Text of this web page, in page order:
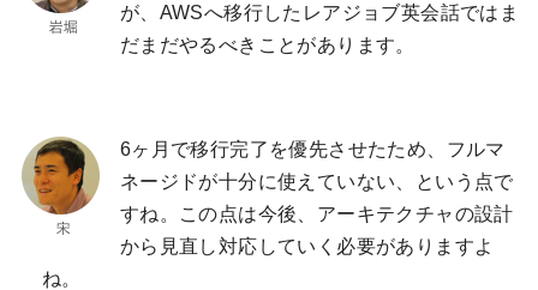
が、AWSへ移行したレアジョブ英会話ではま
だまだやるべきことがあります。
6ヶ月で移行完了を優先させたため、フルマ
ネージドが十分に使えていない、という点で
すね。この点は今後、アーキテクチャの設計
から見直し対応していく必要がありますよ
ね。